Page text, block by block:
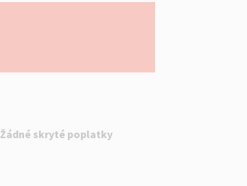
Žádné skryté poplatky